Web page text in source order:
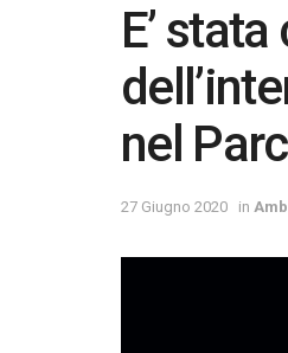
E’
nel
27 Giugno 2020 in